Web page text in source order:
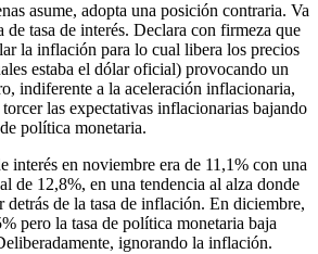
asume, adopta una posición contraria. Va
tasa de interés. Declara con firmeza que
la inflación para lo cual libera los precios
estaba el dólar oficial) provocando un
indiferente a la aceleración inflacionaria,
las expectativas inflacionarias bajando
política monetaria.
interés en noviembre era de 11,1% con una
de 12,8%, en una tendencia al alza donde
detrás de la tasa de inflación. En diciembre,
pero la tasa de política monetaria baja
ignorando la inflación.